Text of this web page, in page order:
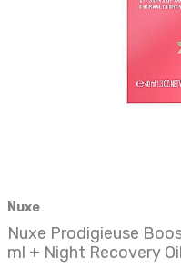
Nuxe
Nuxe Prodigieuse
ml + Night Recovery